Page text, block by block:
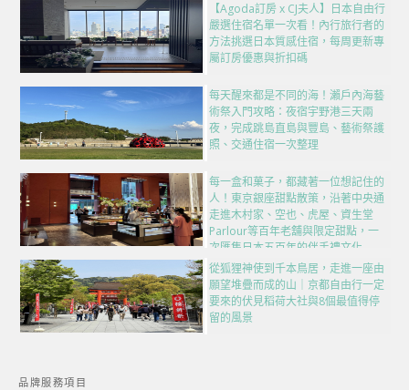
【Agoda訂房 x CJ夫人】日本自由行
嚴選住宿名單一次看！內行旅行者的
方法挑選日本質感住宿，每周更新專
屬訂房優惠與折扣碼
每天醒來都是不同的海！瀨戶內海藝
術祭入門攻略：夜宿宇野港三天兩
夜，完成跳島直島與豐島、藝術祭護
照、交通住宿一次整理
每一盒和菓子，都藏著一位想記住的
人！東京銀座甜點散策，沿著中央通
走進木村家、空也、虎屋、資生堂
Parlour等百年老舖與限定甜點，一
次匯集日本五百年的伴手禮文化
從狐狸神使到千本鳥居，走進一座由
願望堆疊而成的山｜京都自由行一定
要來的伏見稻荷大社與8個最值得停
留的風景
品牌服務項目